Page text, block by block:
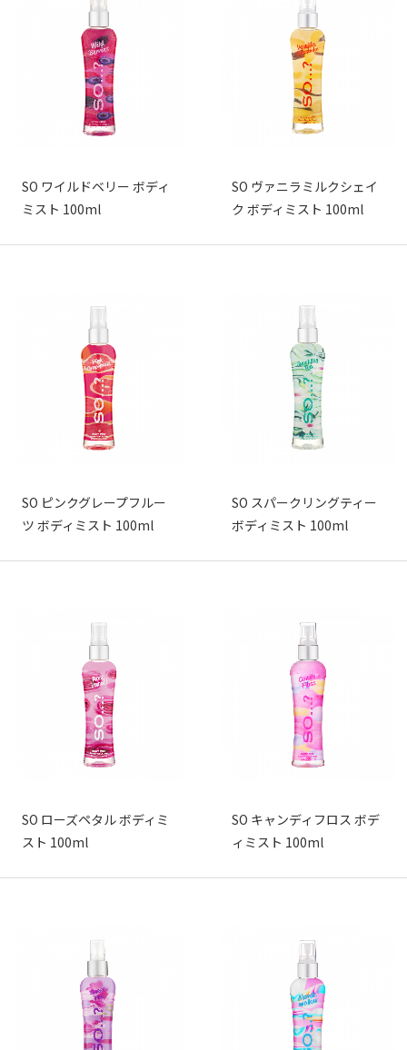
SO ワイルドベリー ボディ
ミスト 100ml
SO ヴァニラミルクシェイ
ク ボディミスト 100ml
SO ピンクグレープフルー
ツ ボディミスト 100ml
SO スパークリングティー
ボディミスト 100ml
SO ローズペタル ボディミ
スト 100ml
SO キャンディフロス ボデ
ィミスト 100ml